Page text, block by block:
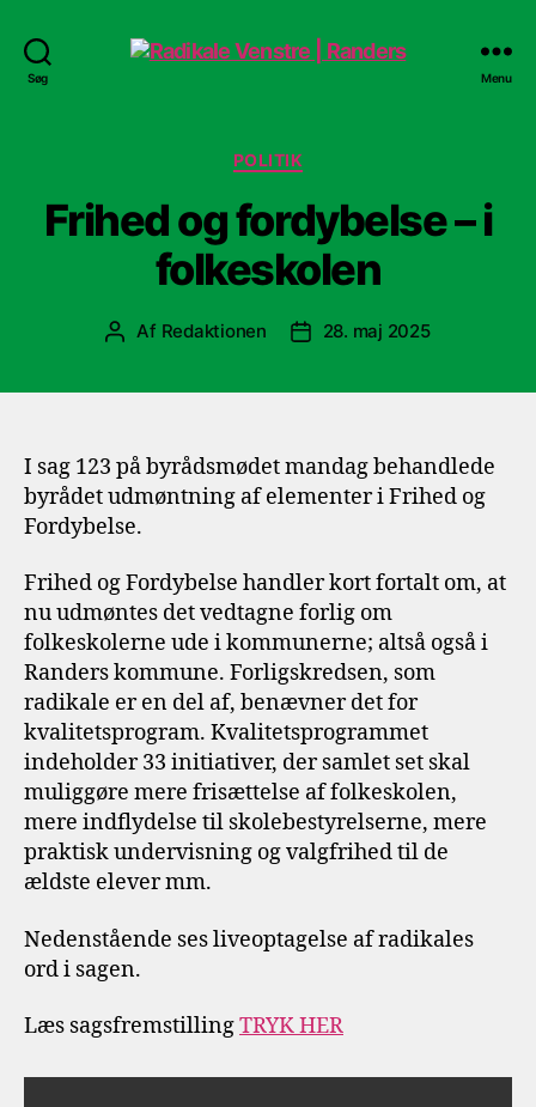
Søg
Randers
Menu
Kategorier
POLITIK
Frihed og fordybelse – i
folkeskolen
Indlægsforfatter
Af Redaktionen Indlægsdato
28. maj 2025
I sag 123 på byrådsmødet mandag behandlede
byrådet udmøntning af elementer i Frihed og
Fordybelse.
Frihed og Fordybelse handler kort fortalt om, at
nu udmøntes det vedtagne forlig om
folkeskolerne ude i kommunerne; altså også i
Randers kommune. Forligskredsen, som
radikale er en del af, benævner det for
kvalitetsprogram. Kvalitetsprogrammet
indeholder 33 initiativer, der samlet set skal
muliggøre mere frisættelse af folkeskolen,
mere indflydelse til skolebestyrelserne, mere
praktisk undervisning og valgfrihed til de
ældste elever mm.
Nedenstående ses liveoptagelse af radikales
ord i sagen.
Læs sagsfremstillingTRYK HER